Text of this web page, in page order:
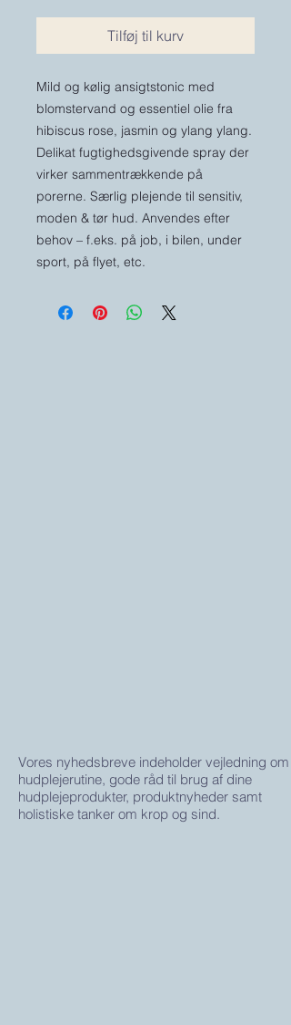
Tilføj til kurv
Mild og kølig ansigtstonic med
blomstervand og essentiel olie fra
hibiscus rose, jasmin og ylang ylang.
Delikat fugtighedsgivende spray der
virker sammentrækkende på
porerne. Særlig plejende til sensitiv,
moden & tør hud. Anvendes efter
behov – f.eks. på job, i bilen, under
sport, på flyet, etc.
Vores nyhedsbreve indeholder vejledning om
hudplejerutine, gode råd til brug af dine
hudplejeprodukter, produktnyheder samt
holistiske tanker om krop og sind.